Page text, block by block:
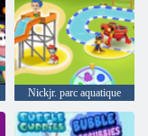
Nickjr. parc aquatique